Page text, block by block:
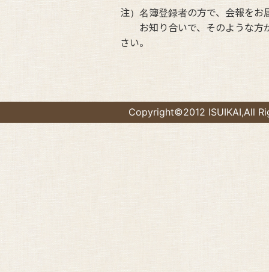
注）名簿登録者の方で、会報を
お知り合いで、そのような方
さい。
Copyright©2012 ISUIKAI,All